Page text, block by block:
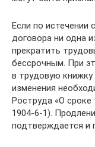
Если по истечении
договора ни одна
прекратить
бессрочным. При
в трудовую книжку
изменения
Роструда «О сроке
1904-6-1).
подтверждается и